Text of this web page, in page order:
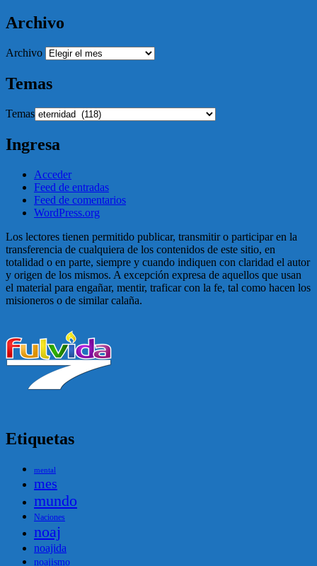
Archivo
Archivo
Temas
Temas
Ingresa
Acceder
Feed de entradas
Feed de comentarios
WordPress.org
Los lectores tienen permitido publicar, transmitir o participar en la
transferencia de cualquiera de los contenidos de este sitio, en
totalidad o en parte, siempre y cuando indiquen con claridad el autor
y origen de los mismos. A excepción expresa de aquellos que usan
el material para engañar, mentir, traficar con la fe, tal como hacen los
misioneros o de similar calaña.
Etiquetas
mental
mes
mundo
Naciones
noaj
noajida
noajismo